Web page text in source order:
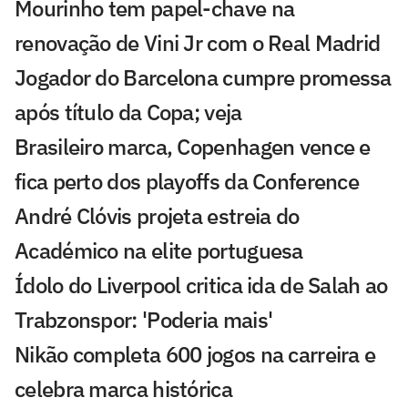
Mourinho tem papel-chave na
renovação de Vini Jr com o Real Madrid
Jogador do Barcelona cumpre promessa
após título da Copa; veja
Brasileiro marca, Copenhagen vence e
fica perto dos playoffs da Conference
André Clóvis projeta estreia do
Académico na elite portuguesa
Ídolo do Liverpool critica ida de Salah ao
Trabzonspor: 'Poderia mais'
Nikão completa 600 jogos na carreira e
celebra marca histórica